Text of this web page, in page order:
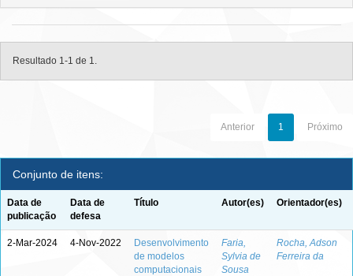
Resultado 1-1 de 1.
Anterior 1 Próximo
Conjunto de itens:
Data de
publicação
Data de
defesa
Título Autor(es) Orientador(es)
2-Mar-2024 4-Nov-2022
Desenvolvimento
de modelos
computacionais
Faria,
Sylvia de
Sousa
Rocha, Adson
Ferreira da